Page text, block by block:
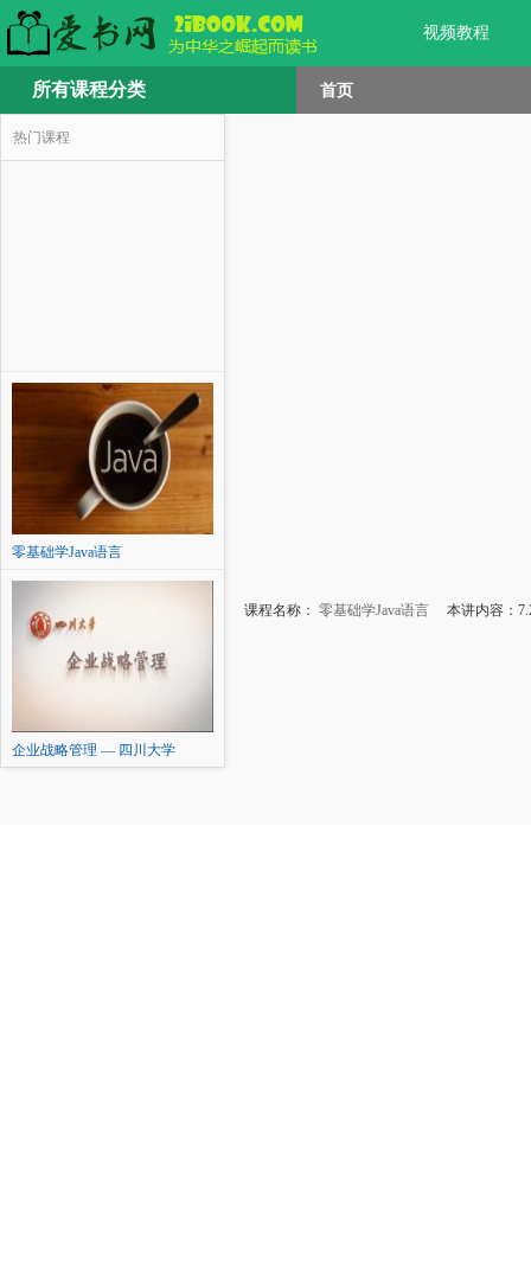
视频教程
所有课程分类 首页
热门课程
零基础学Java语言
企业战略管理 — 四川大学
课程名称： 零基础学Java语言 本讲内容：